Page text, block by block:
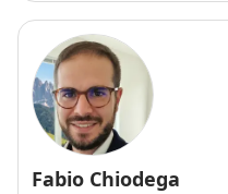
affidarsi a lui a chi
competente e affidabile.
Fabio Chiodega